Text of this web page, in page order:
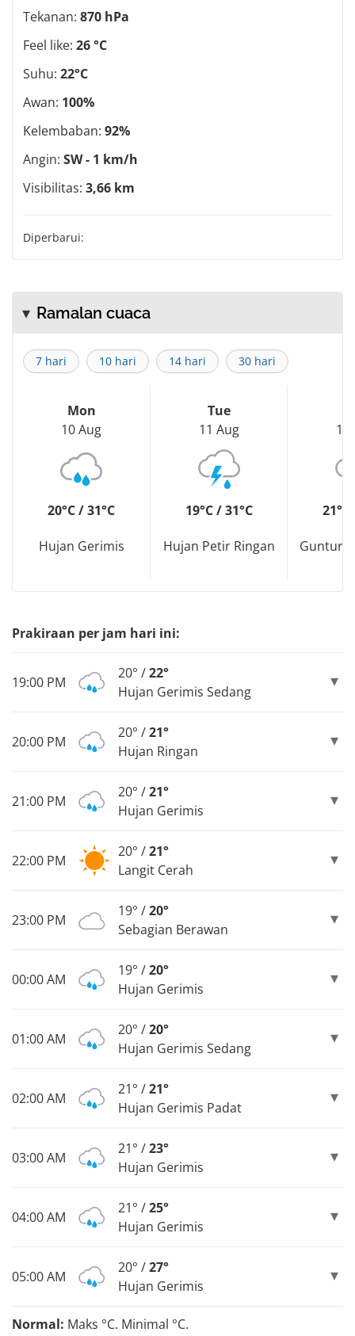
Tekanan: 870 hPa
Feel like: 26 °C
Suhu: 22°C
Awan: 100%
Kelembaban: 92%
Angin: SW - 1 km/h
Visibilitas: 3,66 km
Diperbarui:
Ramalan cuaca
7 hari 10 hari 14 hari 30 hari
Mon
10 Aug
20°C / 31°C
Hujan Gerimis
Tue
11 Aug
19°C / 31°C
Hujan Petir Ringan
12
21°C
Guntur
Prakiraan per jam hari ini:
19:00 PM
20° /22°
Hujan Gerimis Sedang
20:00 PM
20° /21°
Hujan Ringan
21:00 PM
20° /21°
Hujan Gerimis
22:00 PM
20° /21°
Langit Cerah
23:00 PM
19° /20°
Sebagian Berawan
00:00 AM
19° /20°
Hujan Gerimis
01:00 AM
20° /20°
Hujan Gerimis Sedang
02:00 AM
21° /21°
Hujan Gerimis Padat
03:00 AM
21° /23°
Hujan Gerimis
04:00 AM
21° /25°
Hujan Gerimis
05:00 AM
20° /27°
Hujan Gerimis
Normal: Maks °C. Minimal °C.